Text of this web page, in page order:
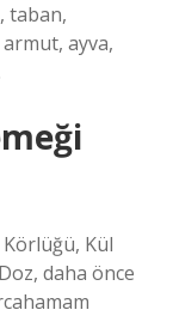
taban,
armut, ayva,
Kül
daha önce